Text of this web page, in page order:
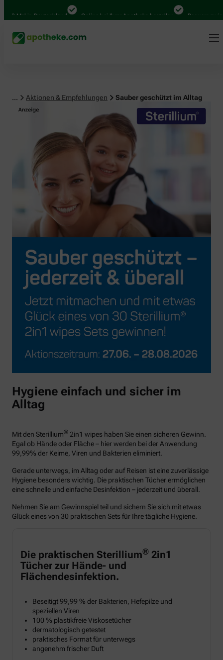
in Deutschland Online bei Ihrer Apotheke bestellen Bequem
... Aktionen & Empfehlungen Sauber geschützt im Alltag
Hygiene einfach und sicher im
Alltag
Mit den Sterillium® 2in1 wipes haben Sie einen sicheren Gewinn.
Egal ob Hände oder Fläche – hier werden bei der Anwendung
99,99% der Keime, Viren und Bakterien eliminiert.
Gerade unterwegs, im Alltag oder auf Reisen ist eine zuverlässige
Hygiene besonders wichtig. Die praktischen Tücher ermöglichen
eine schnelle und einfache Desinfektion – jederzeit und überall.
Nehmen Sie am Gewinnspiel teil und sichern Sie sich mit etwas
Glück eines von 30 praktischen Sets für Ihre tägliche Hygiene.
Die praktischen Sterillium® 2in1
Tücher zur Hände- und
Flächendesinfektion.
Beseitigt 99,99 % der Bakterien, Hefepilze und
speziellen Viren
100 % plastikfreie Viskosetücher
dermatologisch getestet
praktisches Format für unterwegs
angenehm frischer Duft